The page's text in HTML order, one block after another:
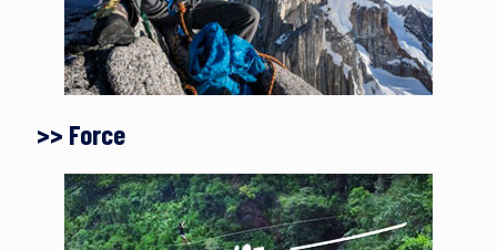
>> Force